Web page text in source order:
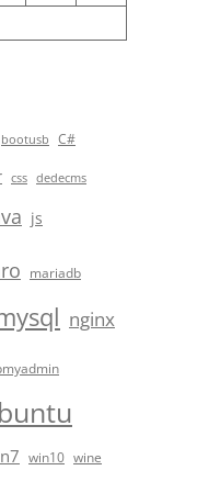
bootusb C#
css dedecms
js
mariadb
nginx
win10 wine